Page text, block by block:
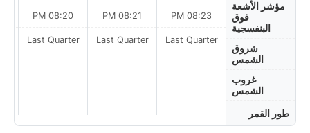
مؤشر الأشعة
فوق
البنفسجية
شروق
الشمس
غروب
الشمس
طور القمر
08:23 PM
Last Quarter
08:21 PM
Last Quarter
08:20 PM
Last Quarter